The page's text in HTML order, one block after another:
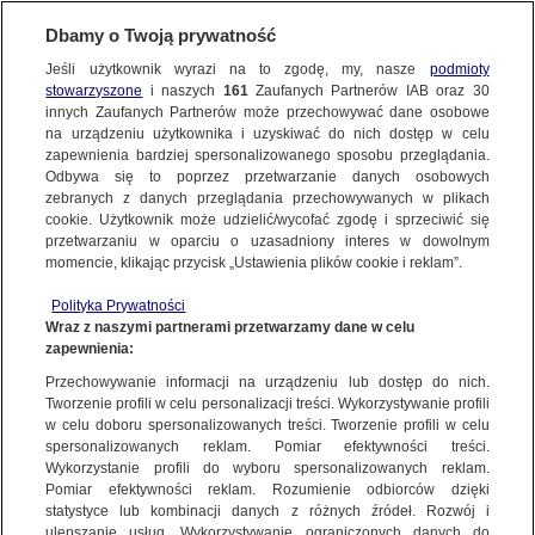
FAKTY | ZOBACZ FAKTY
"Wybudziła się ze śpiączki i już pyta o treningi". Historia 12-latki "ku
pokrzepieniu serc"
NAJNOWSZE
ZOBACZ FAKTY
FAKTY PO FAKTACH
FAKTY O ŚWIECIE
WIĘCEJ
KANAŁY
Dzień dobry!
Jedno konto do wszystkich usług
Dbamy o Twoją prywatność
Jeśli użytkownik wyrazi na to zgodę, my, nasze podmioty
stowarzyszone i naszych 161Zaufanych Partnerów IAB oraz 30
innych Zaufanych Partnerów może przechowywać dane osobowe
na urządzeniu użytkownika i uzyskiwać do nich dostęp w celu
zapewnienia bardziej spersonalizowanego sposobu przeglądania.
Odbywa się to poprzez przetwarzanie danych osobowych
zebranych z danych przeglądania przechowywanych w plikach
cookie. Użytkownik może udzielić/wycofać zgodę i sprzeciwić się
przetwarzaniu w oparciu o uzasadniony interes w dowolnym
momencie, klikając przycisk „Ustawienia plików cookie i reklam”.
Polityka Prywatności
Wraz z naszymi partnerami przetwarzamy dane w celu
zapewnienia:
Przechowywanie informacji na urządzeniu lub dostęp do nich.
Tworzenie profili w celu personalizacji treści. Wykorzystywanie profili
w celu doboru spersonalizowanych treści. Tworzenie profili w celu
spersonalizowanych reklam. Pomiar efektywności treści.
Wykorzystanie profili do wyboru spersonalizowanych reklam.
Pomiar efektywności reklam. Rozumienie odbiorców dzięki
statystyce lub kombinacji danych z różnych źródeł. Rozwój i